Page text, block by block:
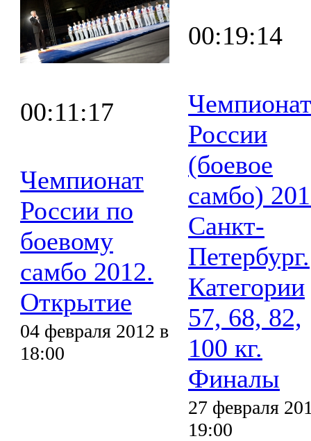
00:11:17
Чемпионат
России по
боевому
самбо 2012.
Открытие
04 февраля 2012 в
18:00
00:19:14
Чемпионат
России
(боевое
самбо)
Санкт-
Петербург.
Категории
57, 68, 82,
100 кг.
Финалы
27 февраля
19:00